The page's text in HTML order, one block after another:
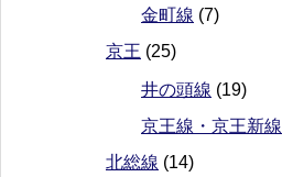
金町線 (7)
京王 (25)
井の頭線 (19)
京王線・京王新線
北総線 (14)